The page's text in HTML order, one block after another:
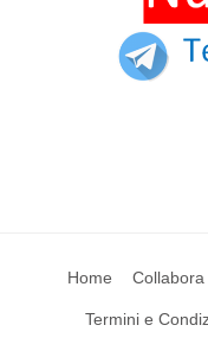
Home
Termini e